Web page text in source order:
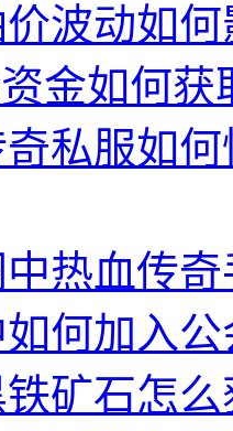
波动如
金如何获
私服如
热血传
何加入公
矿石怎